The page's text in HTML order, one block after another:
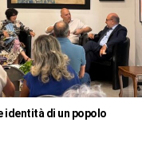
identità di un popolo